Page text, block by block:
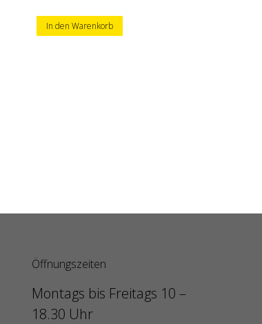
In den Warenkorb
Öffnungszeiten
Montags bis Freitags 10 –
18.30 Uhr